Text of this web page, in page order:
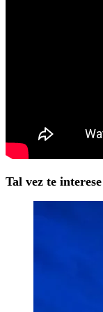
Tal vez te interese